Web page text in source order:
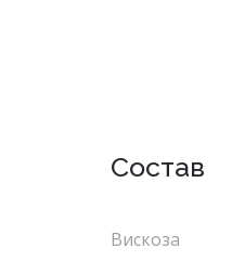
Состав
Вискоза